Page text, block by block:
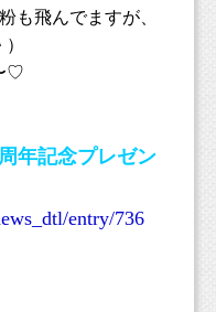
も飛んでますが、
♡
年記念プレゼン
entry/736